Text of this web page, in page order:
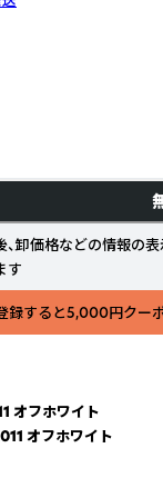
、卸価格などの情報の
す
登録すると5,000円クー
オフホワイト
オフホワイト